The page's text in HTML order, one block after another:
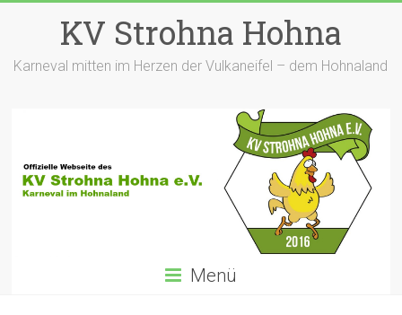
KV Strohna Hohna
Karneval mitten im Herzen der Vulkaneifel – dem Hohnaland
Menü